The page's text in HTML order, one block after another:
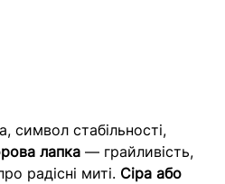
символ стабільності,
лапка — грайливість,
радісні миті. Сіра або